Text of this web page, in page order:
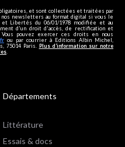
et sont collectées et traitées par
newsletters au format digital si vous le
et Libertés du 06/01/1978 modifiée et au
d'un droit d'accès, de rectification et
Vous pouvez exercer ces droits en nous
ou par courrier à Editions Albin Michel,
75014 Paris. Plus d’information sur notre
Départements
Littérature
Essais & docs